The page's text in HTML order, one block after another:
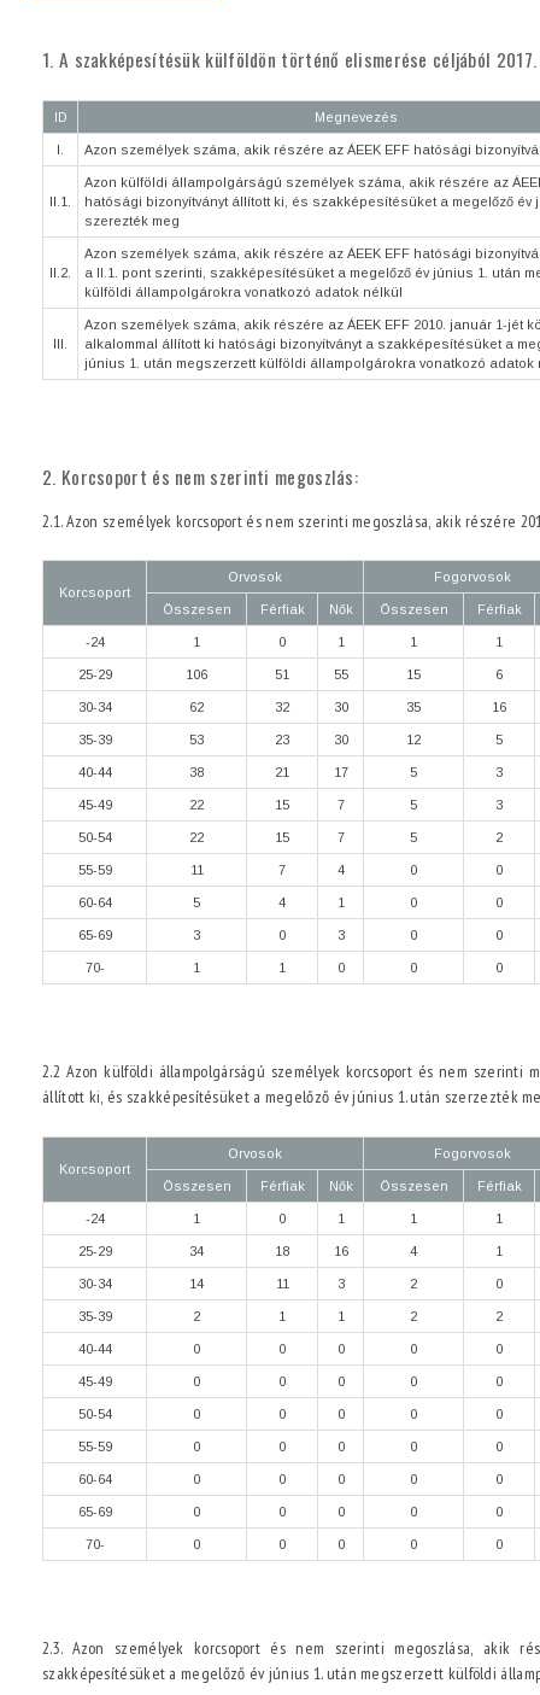
1. A szakképesítésük külföldön történő elismerése céljából
ID Megnevezés
I. Azon személyek száma, akik részére az ÁEEK EFF hatósági
II.1.
Azon külföldi állampolgárságú személyek száma, akik részére az
hatósági bizonyítványt állított ki, és szakképesítésüket a megelőző év
szerezték meg
II.2.
Azon személyek száma, akik részére az ÁEEK EFF hatósági
a II.1. pont szerinti, szakképesítésüket a megelőző év június 1. után
külföldi állampolgárokra vonatkozó adatok nélkül
III.
Azon személyek száma, akik részére az ÁEEK EFF 2010. január 1-jét
alkalommal állított ki hatósági bizonyítványt a szakképesítésüket a
június 1. után megszerzett külföldi állampolgárokra vonatkozó adatok
2. Korcsoport és nem szerinti megoszlás:
2.1. Azon személyek korcsoport és nem szerinti megoszlása, akik részére
Korcsoport
Orvosok Fogorvosok
Összesen Férfiak Nők Összesen Férfiak
-24 1 0 1 1 1
25-29 106 51 55 15 6
30-34 62 32 30 35 16
35-39 53 23 30 12 5
40-44 38 21 17 5 3
45-49 22 15 7 5 3
50-54 22 15 7 5 2
55-59 11 7 4 0 0
60-64 5 4 1 0 0
65-69 3 0 3 0 0
70- 1 1 0 0 0
2.2 Azon külföldi állampolgárságú személyek korcsoport és nem szerinti
állított ki, és szakképesítésüket a megelőző év június 1. után szerzezték
Korcsoport
Orvosok Fogorvosok
Összesen Férfiak Nők Összesen Férfiak
-24 1 0 1 1 1
25-29 34 18 16 4 1
30-34 14 11 3 2 0
35-39 2 1 1 2 2
40-44 0 0 0 0 0
45-49 0 0 0 0 0
50-54 0 0 0 0 0
55-59 0 0 0 0 0
60-64 0 0 0 0 0
65-69 0 0 0 0 0
70- 0 0 0 0 0
2.3. Azon személyek korcsoport és nem szerinti megoszlása, akik
szakképesítésüket a megelőző év június 1. után megszerzett külföldi